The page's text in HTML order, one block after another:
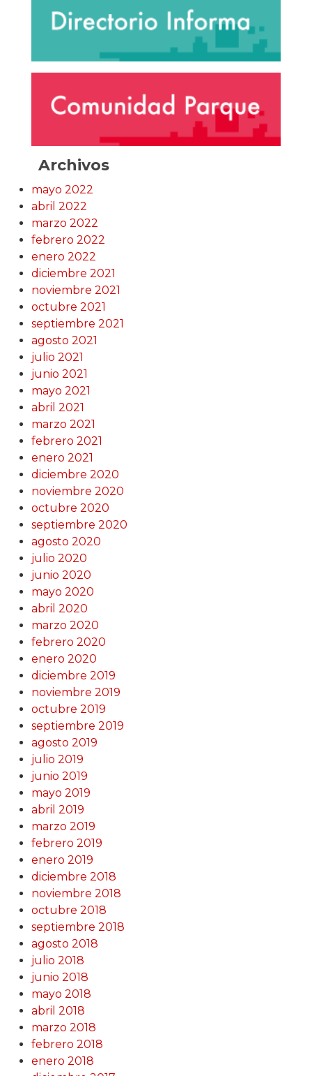
Archivos
mayo 2022
abril 2022
marzo 2022
febrero 2022
enero 2022
diciembre 2021
noviembre 2021
octubre 2021
septiembre 2021
agosto 2021
julio 2021
junio 2021
mayo 2021
abril 2021
marzo 2021
febrero 2021
enero 2021
diciembre 2020
noviembre 2020
octubre 2020
septiembre 2020
agosto 2020
julio 2020
junio 2020
mayo 2020
abril 2020
marzo 2020
febrero 2020
enero 2020
diciembre 2019
noviembre 2019
octubre 2019
septiembre 2019
agosto 2019
julio 2019
junio 2019
mayo 2019
abril 2019
marzo 2019
febrero 2019
enero 2019
diciembre 2018
noviembre 2018
octubre 2018
septiembre 2018
agosto 2018
julio 2018
junio 2018
mayo 2018
abril 2018
marzo 2018
febrero 2018
enero 2018